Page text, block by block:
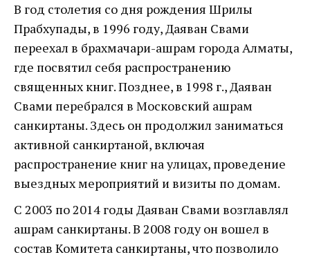
В год столетия со дня рождения Шрилы
Прабхупады, в 1996 году, Даяван Свами
переехал в брахмачари-ашрам города Алматы,
где посвятил себя распространению
священных книг. Позднее, в 1998 г., Даяван
Свами перебрался в Московский ашрам
санкиртаны. Здесь он продолжил заниматься
активной санкиртаной, включая
распространение книг на улицах, проведение
выездных мероприятий и визиты по домам.
С 2003 по 2014 годы Даяван Свами возглавлял
ашрам санкиртаны. В 2008 году он вошел в
состав Комитета санкиртаны, что позволило